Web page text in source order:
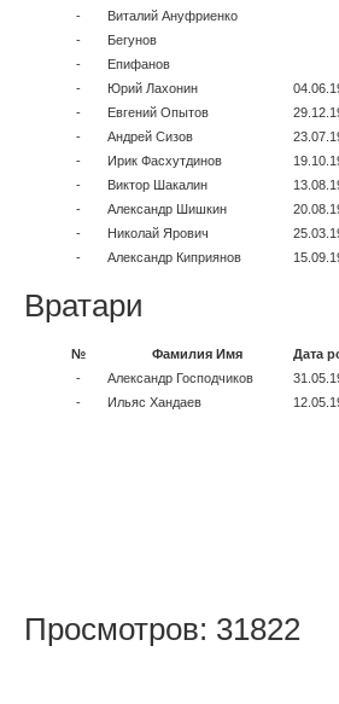
- Виталий Ануфриенко
-
Бегунов
-
Епифанов
-
Юрий Лахонин
-
Евгений Опытов
-
Андрей Сизов
-
Ирик Фасхутдинов
-
Виктор Шакалин
-
Александр Шишкин
-
Николай Ярович
-
Александр Киприянов
Вратари
№ Фамилия Имя Дата
-
Александр Господчиков
-
Ильяс Хандаев
Просмотров: 31822